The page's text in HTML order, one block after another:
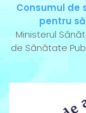
Consumul de
pentru
Ministerul
de Sănătate